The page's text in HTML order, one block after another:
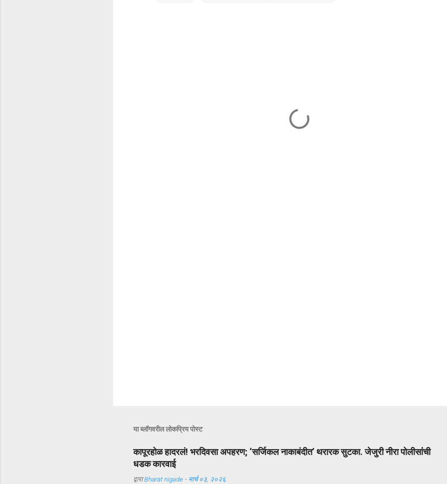
या ब्लॉगवरील लोकप्रिय पोस्ट
कापूरहोळ हादरलं! भरदिवसा अपहरण; ‘सर्जिकल नाकाबंदीत’ थरारक सुटका. जेजुरी नीरा पोलीसांंची
धडक कारवाई
द्वाराBharat nigade - मार्च ०३, २०२६